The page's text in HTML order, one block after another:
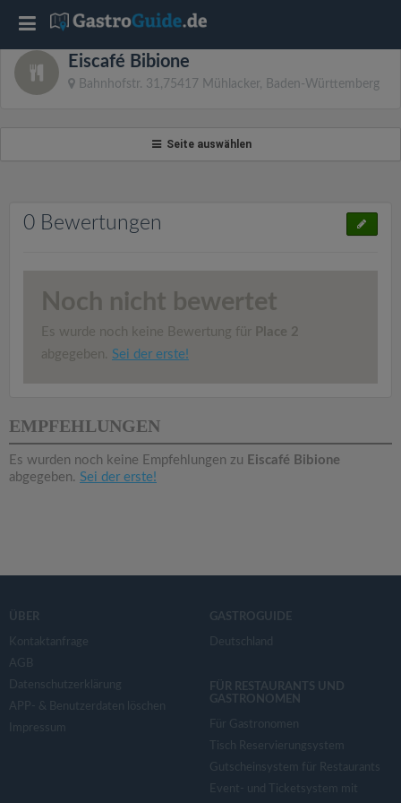
Eiscafé Bibione
Bahnhofstr. 31,75417 Mühlacker, Baden-Württemberg
Seite auswählen
0 Bewertungen
Noch nicht bewertet
Es wurde noch keine Bewertung für Place 2
abgegeben. Sei der erste!
EMPFEHLUNGEN
Es wurden noch keine Empfehlungen zu Eiscafé Bibione
abgegeben. Sei der erste!
ÜBER
Kontaktanfrage
AGB
Datenschutzerklärung
APP- & Benutzerdaten löschen
Impressum
GASTROGUIDE
Deutschland
FÜR RESTAURANTS UND
GASTRONOMEN
Für Gastronomen
Tisch Reservierungsystem
Gutscheinsystem für Restaurants
Event- und Ticketsystem mit
T
o
i
o
n